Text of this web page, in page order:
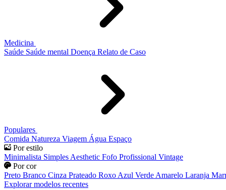
Medicina
Saúde Saúde mental Doença Relato de Caso
Populares
Comida Natureza Viagem Água Espaço
Por estilo
Minimalista Simples Aesthetic Fofo Profissional Vintage
Por cor
Preto Branco Cinza Prateado Roxo Azul Verde Amarelo Laranja
Explorar modelos recentes